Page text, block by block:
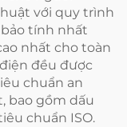
với quy trình
tính nhất
nhất cho toàn
đều được
chuẩn an
bao gồm dấu
chuẩn ISO.